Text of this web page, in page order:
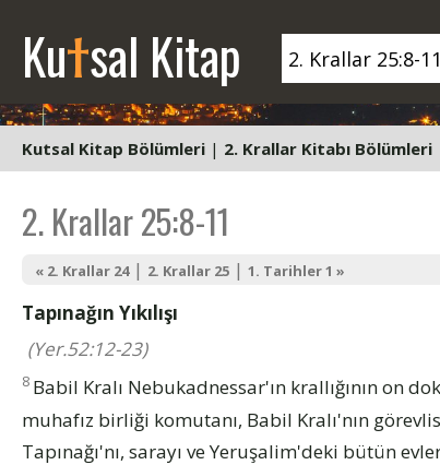
Kutsal Kitap
Kutsal Kitap Bölümleri | 2. Krallar Kitabı Bölümleri
2. Krallar 25:8-11
« 2. Krallar 24| 2. Krallar 25 | 1. Tarihler 1 »
Tapınağın Yıkılışı
(Yer.52:12-23)
8 Babil Kralı Nebukadnessar'ın krallığının on
muhafız birliği komutanı, Babil Kralı'nın
Tapınağı'nı, sarayı ve Yeruşalim'deki bütün